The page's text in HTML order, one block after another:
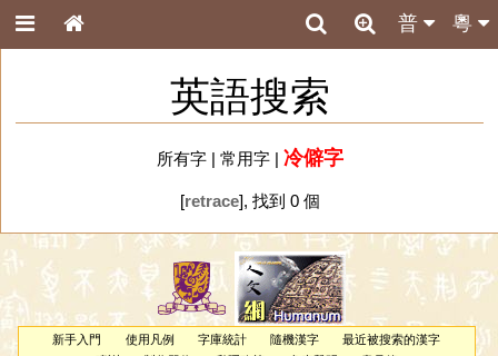
粵
普
英語搜索
所有字| 常用字| 冷僻字
[retrace], 找到 0 個
新手入門 使用凡例 字庫統計 隨機漢字
最近被搜索的漢字